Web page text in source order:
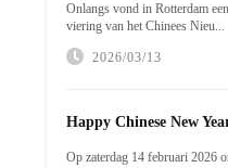
Onlangs vond in Rotterdam
viering van het Chinees Nieu...
2026/03/13
Happy Chinese New
Op zaterdag 14 februari 2026